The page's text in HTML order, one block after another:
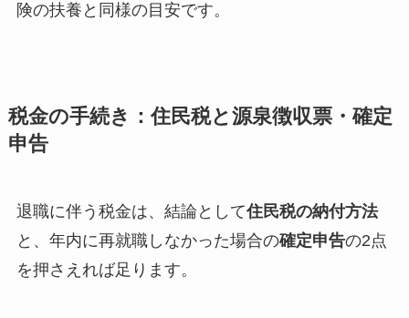
険の扶養と同様の目安です。
税金の手続き：住民税と源泉徴収票・確定
申告
退職に伴う税金は、結論として住民税の納付方法
と、年内に再就職しなかった場合の確定申告の2点
を押さえれば足ります。